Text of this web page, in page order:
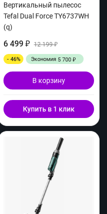
Вертикальный пылесос
Tefal Dual Force TY6737WH
(q)
6 499 ₽ 12 199₽
- 46% Экономия 5 700 ₽
В корзину
Купить в 1 клик